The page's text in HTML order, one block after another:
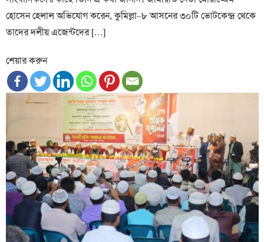
হোসেন হেলাল অভিযোগ করেন, কুমিল্লা–৮ আসনের ৩০টি ভোটকেন্দ্র থেকে
তাদের দলীয় এজেন্টদের […]
শেয়ার করুন